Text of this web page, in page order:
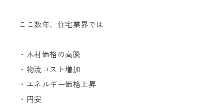
ここ数年、住宅業界では
・木材価格の高騰
・物流コスト増加
・エネルギー価格上昇
・円安